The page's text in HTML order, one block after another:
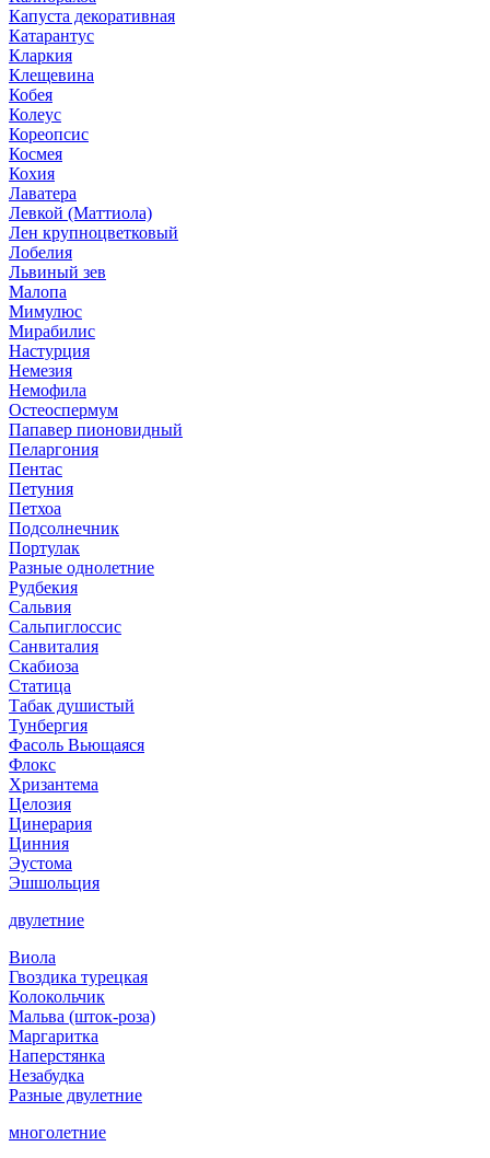
Капуста декоративная
Катарантус
Кларкия
Клещевина
Кобея
Колеус
Кореопсис
Космея
Кохия
Лаватера
Левкой (Маттиола)
Лен крупноцветковый
Лобелия
Львиный зев
Малопа
Мимулюс
Мирабилис
Настурция
Немезия
Немофила
Остеоспермум
Папавер пионовидный
Пеларгония
Пентас
Петуния
Петхоа
Подсолнечник
Портулак
Разные однолетние
Рудбекия
Сальвия
Сальпиглоссис
Санвиталия
Скабиоза
Статица
Табак душистый
Тунбергия
Фасоль Вьющаяся
Флокс
Хризантема
Целозия
Цинерария
Цинния
Эустома
Эшшольция
двулетние
Виола
Гвоздика турецкая
Колокольчик
Мальва (шток-роза)
Маргаритка
Наперстянка
Незабудка
Разные двулетние
многолетние